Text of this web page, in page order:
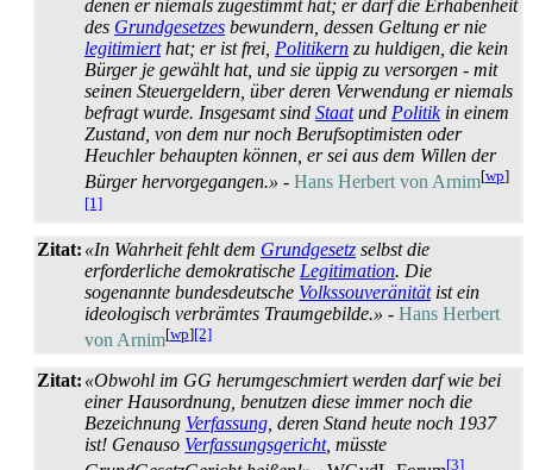
denen er niemals zugestimmt hat; er darf die Erhabenheit
des Grundgesetzes bewundern, dessen Geltung er nie
legitimierthat; er ist frei, Politikern zu huldigen, die kein
Bürger je gewählt hat, und sie üppig zu versorgen - mit
seinen Steuergeldern, über deren Verwendung er niemals
befragt wurde. Insgesamt sind Staatund Politikin einem
Zustand, von dem nur noch Berufsoptimisten oder
Heuchler behaupten können, er sei aus dem Willen der
Bürger hervorgegangen.» - Hans Herbert von Arnim[wp]
[1]
Zitat: «In Wahrheit fehlt dem Grundgesetz selbst die
erforderliche demokratische Legitimation. Die
sogenannte bundesdeutsche Volkssouveränitätist ein
ideologisch verbrämtes Traumgebilde.» - Hans Herbert
von Arnim[wp][2]
Zitat: «Obwohl im GG herumgeschmiert werden darf wie bei
einer Hausordnung, benutzen diese immer noch die
Bezeichnung Verfassung , deren Stand heute noch 1937
ist! Genauso Verfassungsgericht, müsste
[3]